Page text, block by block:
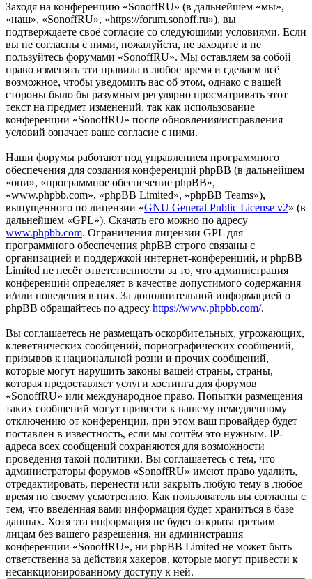
Заходя на конференцию «SonoffRU» (в дальнейшем «мы»,
«наш», «SonoffRU», «https://forum.sonoff.ru»), вы
подтверждаете своё согласие со следующими условиями. Если
вы не согласны с ними, пожалуйста, не заходите и не
пользуйтесь форумами «SonoffRU». Мы оставляем за собой
право изменять эти правила в любое время и сделаем всё
возможное, чтобы уведомить вас об этом, однако с вашей
стороны было бы разумным регулярно просматривать этот
текст на предмет изменений, так как использование
конференции «SonoffRU» после обновления/исправления
условий означает ваше согласие с ними.
Наши форумы работают под управлением программного
обеспечения для создания конференций phpBB (в дальнейшем
«они», «программное обеспечение phpBB»,
«www.phpbb.com», «phpBB Limited», «phpBB Teams»),
выпущенного по лицензии «GNU General Public License v2» (в
дальнейшем «GPL»). Скачать его можно по адресу
www.phpbb.com. Ограничения лицензии GPL для
программного обеспечения phpBB строго связаны с
организацией и поддержкой интернет-конференций, и phpBB
Limited не несёт ответственности за то, что администрация
конференций определяет в качестве допустимого содержания
и/или поведения в них. За дополнительной информацией о
phpBB обращайтесь по адресу https://www.phpbb.com/.
Вы соглашаетесь не размещать оскорбительных, угрожающих,
клеветнических сообщений, порнографических сообщений,
призывов к национальной розни и прочих сообщений,
которые могут нарушить законы вашей страны, страны,
которая предоставляет услуги хостинга для форумов
«SonoffRU» или международное право. Попытки размещения
таких сообщений могут привести к вашему немедленному
отключению от конференции, при этом ваш провайдер будет
поставлен в известность, если мы сочтём это нужным. IP-
адреса всех сообщений сохраняются для возможности
проведения такой политики. Вы соглашаетесь с тем, что
администраторы форумов «SonoffRU» имеют право удалить,
отредактировать, перенести или закрыть любую тему в любое
время по своему усмотрению. Как пользователь вы согласны с
тем, что введённая вами информация будет храниться в базе
данных. Хотя эта информация не будет открыта третьим
лицам без вашего разрешения, ни администрация
конференции «SonoffRU», ни phpBB Limited не может быть
ответственна за действия хакеров, которые могут привести к
несанкционированному доступу к ней.